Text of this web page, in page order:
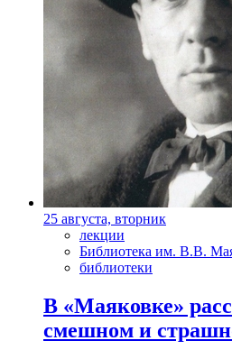
25 августа, вторник
лекции
Библиотека им. В.В.
библиотеки
В «Маяковке»
смешном и